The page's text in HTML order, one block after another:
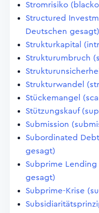
Stromrisiko
Structured
Deutschen gesagt)
Strukturkapital
Strukturumbruch
Strukturwandel
Stückemangel
Stützungskauf
Submission
Subordinated
gesagt)
Subprime
gesagt)
Subprime-Krise